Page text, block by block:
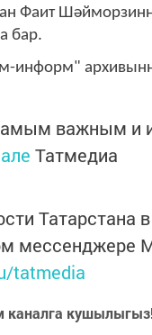
Фаит
бар.
информ"
важным и
Татмедиа
Татарстана в
мессенджере
tatmedia
каналга